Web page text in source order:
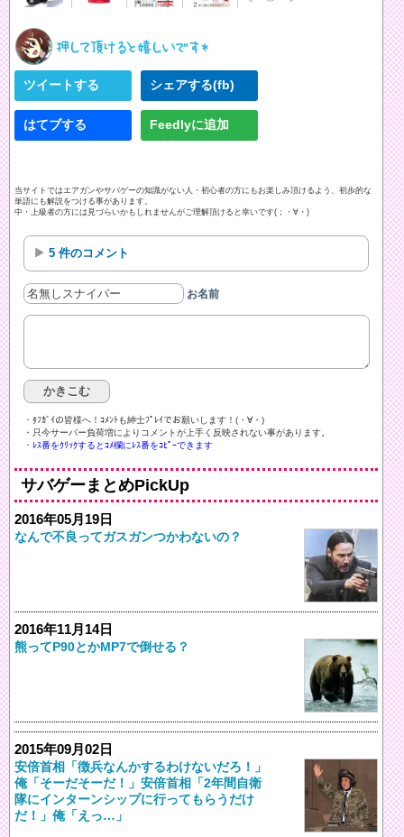
ツイートする シェアする(fb)
はてブする Feedlyに追加
当サイトではエアガンやサバゲーの知識がない人・初心者の方にもお楽しみ頂けるよう、初歩的な
単語にも解説をつける事があります。
中・上級者の方には見づらいかもしれませんがご理解頂けると幸いです(；・∀・)
5 件のコメント
お名前
・ﾀﾌｶﾞｲの皆様へ！ｺﾒﾝﾄも紳士ﾌﾟﾚｲでお願いします！(・∀・)ゞ
・只今サーバー負荷増によりコメントが上手く反映されない事があります。
・ﾚｽ番をｸﾘｯｸするとｺﾒ欄にﾚｽ番をｺﾋﾟｰできます
サバゲーまとめPickUp
2016年05月19日
なんで不良ってガスガンつかわないの？
2016年11月14日
熊ってP90とかMP7で倒せる？
2015年09月02日
安倍首相「徴兵なんかするわけないだろ！」
俺「そーだそーだ！」安倍首相「2年間自衛
隊にインターンシップに行ってもらうだけ
だ！」俺「えっ…」